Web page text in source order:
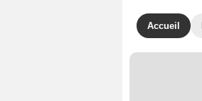
Accueil